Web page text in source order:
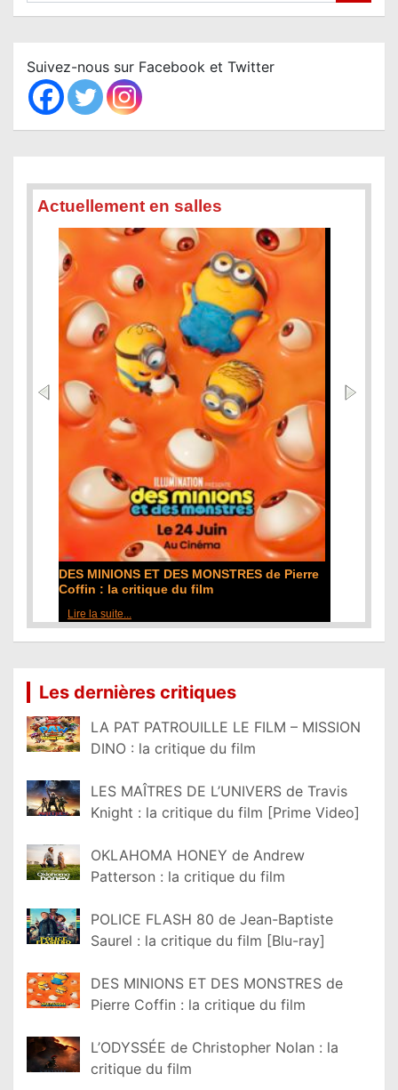
a
c
h
Suivez-nous sur Facebook et Twitter
Actuellement en salles
L'ODYSSÉE de Christopher Nolan : la
critique du film
Lire la suite...
Les dernières critiques
LA PAT PATROUILLE LE FILM – MISSION
DINO : la critique du film
LES MAÎTRES DE L’UNIVERS de Travis
Knight : la critique du film [Prime Video]
OKLAHOMA HONEY de Andrew
Patterson : la critique du film
POLICE FLASH 80 de Jean-Baptiste
Saurel : la critique du film [Blu-ray]
DES MINIONS ET DES MONSTRES de
Pierre Coffin : la critique du film
L’ODYSSÉE de Christopher Nolan : la
critique du film